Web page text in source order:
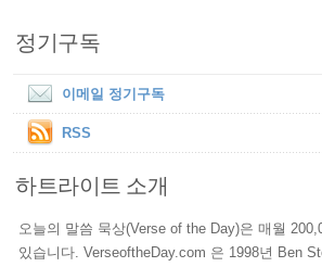
정기구독
이메일 정기구독
RSS
하트라이트 소개
오늘의 말씀 묵상(Verse of the Day)은 매월
있습니다. VerseoftheDay.com 은 1998년 Ben